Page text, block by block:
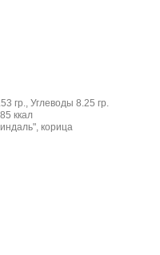
гр., Углеводы 8.25 гр.
ккал
корица